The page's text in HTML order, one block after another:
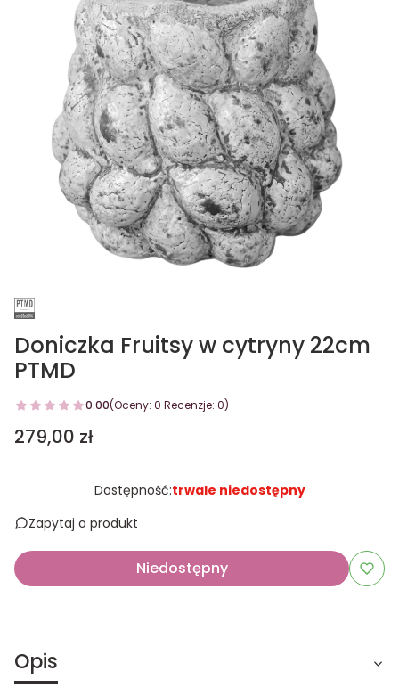
Doniczka Fruitsy w cytryny 22cm
PTMD
0.00(Oceny: 0 Recenzje: 0)
Cena
279,00 zł
Dostępność:trwale niedostępny
Zapytaj o produkt
Niedostępny
Opis